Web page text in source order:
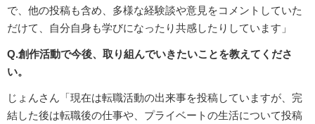
で、他の投稿も含め、多様な経験談や意見をコメントしていた
だけて、自分自身も学びになったり共感したりしています」
Q.創作活動で今後、取り組んでいきたいことを教えてくださ
い。
じょんさん「現在は転職活動の出来事を投稿していますが、完
結した後は転職後の仕事や、プライベートの生活について投稿